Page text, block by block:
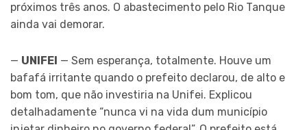
próximos três anos. O abastecimento pelo Rio Tanque
ainda vai demorar.
— UNIFEI — Sem esperança, totalmente. Houve um
bafafá irritante quando o prefeito declarou, de alto e
bom tom, que não investiria na Unifei. Explicou
detalhadamente “nunca vi na vida dum município